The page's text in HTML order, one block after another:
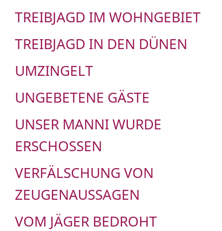
TREIBJAGD IM WOHNGEBIET
TREIBJAGD IN DEN DÜNEN
UMZINGELT
UNGEBETENE GÄSTE
UNSER MANNI WURDE
ERSCHOSSEN
VERFÄLSCHUNG VON
ZEUGENAUSSAGEN
VOM JÄGER BEDROHT